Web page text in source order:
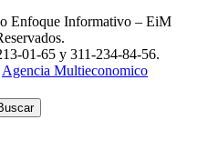
Enfoque Informativo – EiM
01-65 y 311-234-84-56.
Agencia Multieconomico